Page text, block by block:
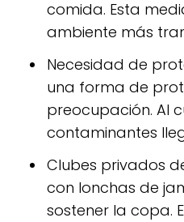
comida. Esta
ambiente más
Necesidad de
una forma de
preocupación. Al
contaminantes
Clubes privados
con lonchas de
sostener la copa.